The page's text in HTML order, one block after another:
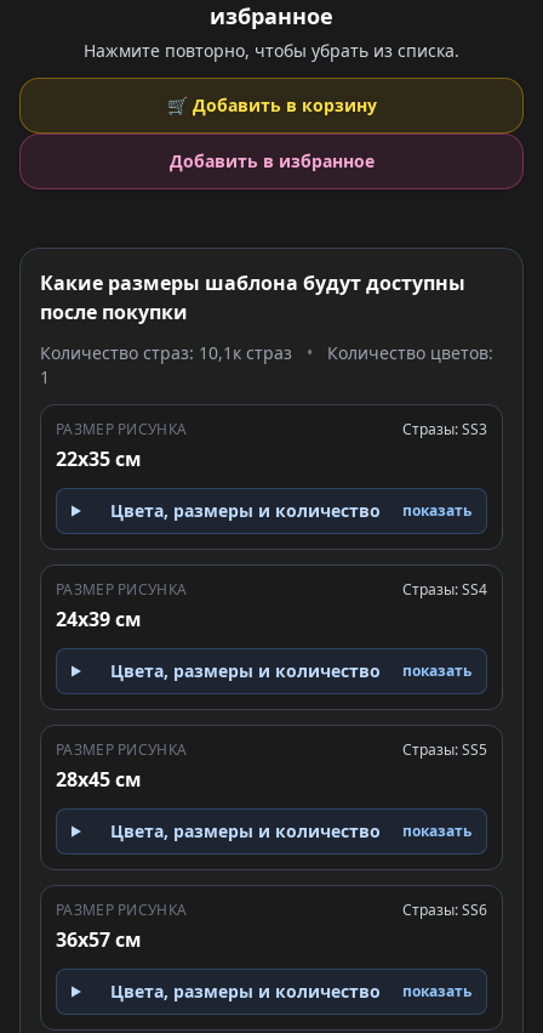
избранное
Нажмите повторно, чтобы убрать из списка.
🛒 Добавить в корзину
Добавить в избранное
Какие размеры шаблона будут доступны
после покупки
Количество страз: 10,1к страз •
Количество цветов:
1
РАЗМЕР РИСУНКА
22x35 см
Стразы: SS3
Цвета, размеры и количество показать
РАЗМЕР РИСУНКА
24x39 см
Стразы: SS4
Цвета, размеры и количество показать
РАЗМЕР РИСУНКА
28x45 см
Стразы: SS5
Цвета, размеры и количество показать
РАЗМЕР РИСУНКА
36x57 см
Стразы: SS6
Цвета, размеры и количество показать